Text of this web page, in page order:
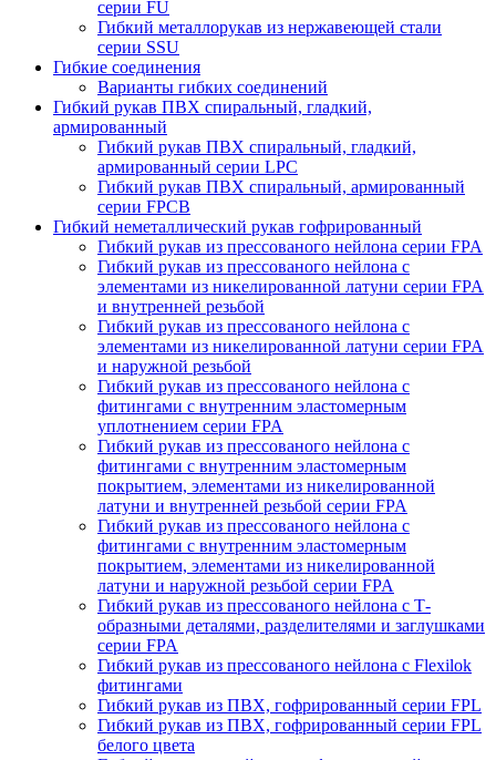
серии FU
Гибкий металлорукав из нержавеющей стали
серии SSU
Гибкие соединения
Варианты гибких соединений
Гибкий рукав ПВХ спиральный, гладкий,
армированный
Гибкий рукав ПВХ спиральный, гладкий,
армированный серии LPC
Гибкий рукав ПВХ спиральный, армированный
серии FPCB
Гибкий неметаллический рукав гофрированный
Гибкий рукав из прессованого нейлона серии FPA
Гибкий рукав из прессованого нейлона c
элементами из никелированной латуни серии FPA
и внутренней резьбой
Гибкий рукав из прессованого нейлона c
элементами из никелированной латуни серии FPA
и наружной резьбой
Гибкий рукав из прессованого нейлона с
фитингами с внутренним эластомерным
уплотнением серии FPA
Гибкий рукав из прессованого нейлона с
фитингами с внутренним эластомерным
покрытием, элементами из никелированной
латуни и внутренней резьбой серии FPA
Гибкий рукав из прессованого нейлона с
фитингами с внутренним эластомерным
покрытием, элементами из никелированной
латуни и наружной резьбой серии FPA
Гибкий рукав из прессованого нейлона с Т-
образными деталями, разделителями и заглушками
серии FPA
Гибкий рукав из прессованого нейлона с Flexilok
фитингами
Гибкий рукав из ПВХ, гофрированный серии FPL
Гибкий рукав из ПВХ, гофрированный серии FPL
белого цвета